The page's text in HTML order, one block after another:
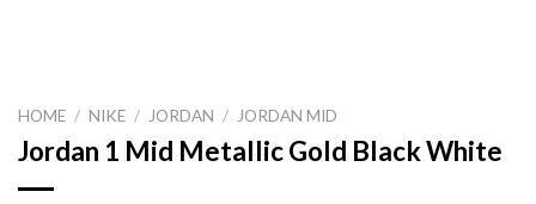
HOME / NIKE / JORDAN / JORDAN MID
Jordan 1 Mid Metallic Gold Black White